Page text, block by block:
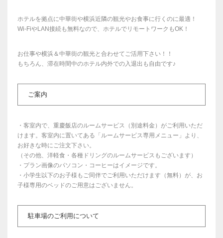
ホテルを拠点に中華街や横浜近隣の観光やお食事に行くのに最適！
Wi-FiやLAN接続も無料なので、ホテルでリモートワークもOK！
お仕事や横浜＆中華街の観光と合わせてご活用下さい！！
もちろん、滞在時間中のホテル内外での入退出も自由です♪
ご案内
・客室内で、重慶飯店のルームサービス（別途料金）がご利用いただ
けます。客室内に置いてある「ルームサービス専用メニュー」より、
お好きな時にご注文下さい。
（その他、洋軽食・各種ドリングのルームサービスもございます）
・プラン画像のパソコン・コーヒーはイメージです。
・小学生以下のお子様もご同伴でご利用いただけます（無料）が、お
子様専用のベッドのご用意はございません。
駐車場のご利用について